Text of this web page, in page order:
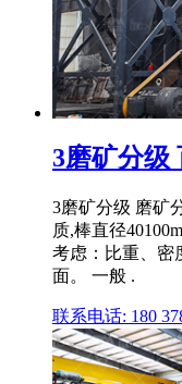
3磨矿分级
3磨矿分级 磨矿
质,棒直径
考虑：比重、密
面。 一般 .
联系电话: 180